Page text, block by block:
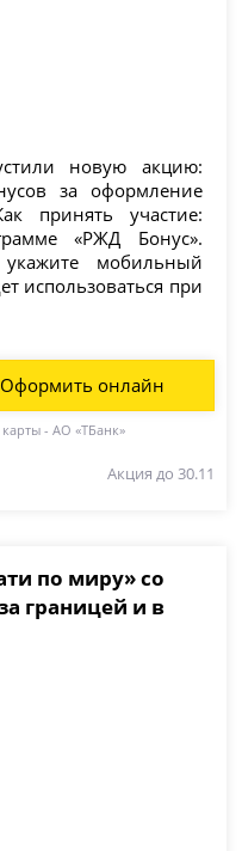
новую акцию:
за оформление
принять участие:
«РЖД Бонус».
мобильный
использоваться при
Оформить онлайн
- АО «ТБанк»
Акция до 30.11
по миру» со
границей и в